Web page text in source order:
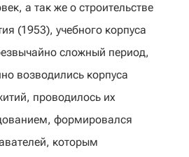
а так же о строительстве
(1953), учебного корпуса
сложный период,
возводились корпуса
проводилось их
формировался
которым